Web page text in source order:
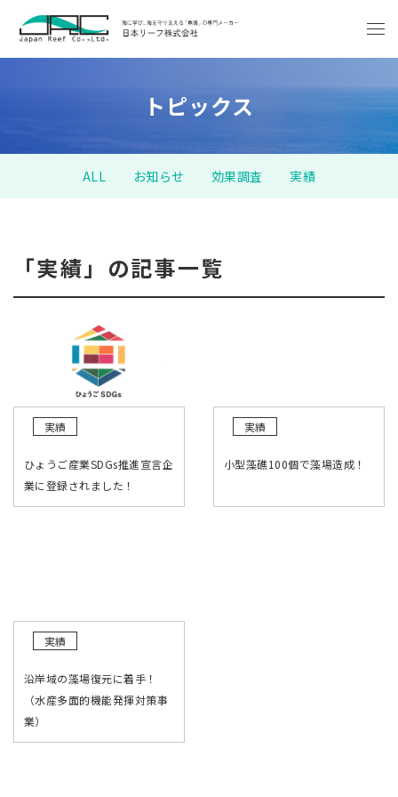
トピックス
ALL お知らせ 効果調査 実績
「実績」の記事一覧
実績
ひょうご産業SDGs推進宣言企
業に登録されました！
実績
小型藻礁100個で藻場造成！
実績
沿岸域の藻場復元に着手！
（水産多面的機能発揮対策事
業）